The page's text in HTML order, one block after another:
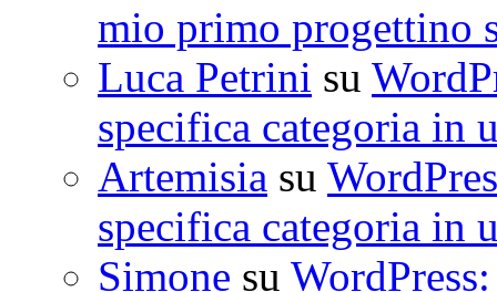
mio primo progettino
Luca Petrini su
specifica categoria in
Artemisia su
specifica categoria in
Simone su